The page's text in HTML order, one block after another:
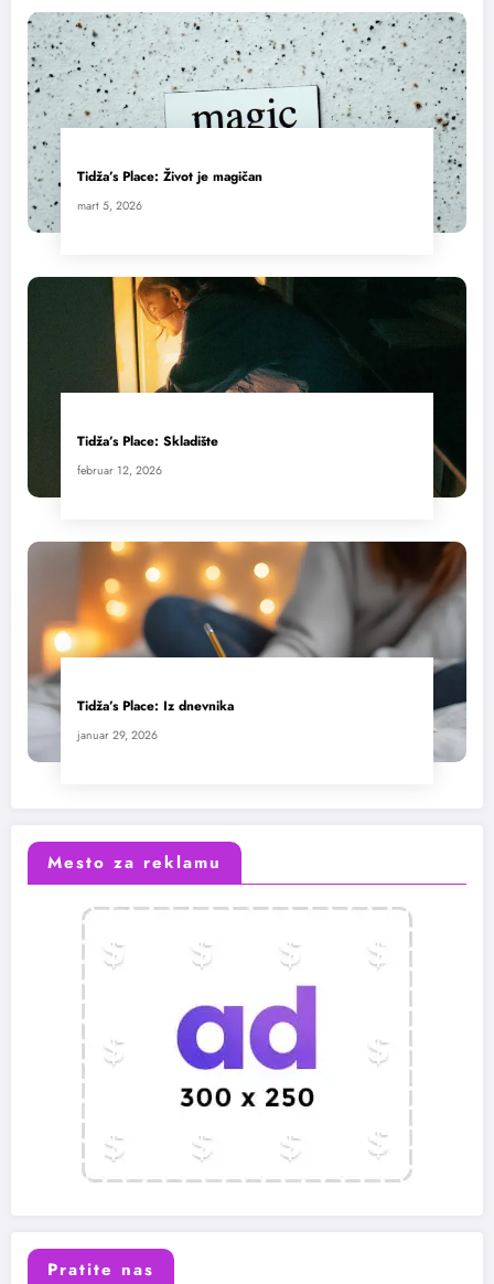
Tidža’s Place: Život je magičan
mart 5, 2026
Tidža’s Place: Skladište
februar 12, 2026
Tidža’s Place: Iz dnevnika
januar 29, 2026
Mesto za reklamu
Pratite nas